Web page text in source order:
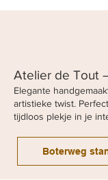
Atelier de Tout
Elegante
artistieke twist.
tijdloos plekje in je
Boterweg